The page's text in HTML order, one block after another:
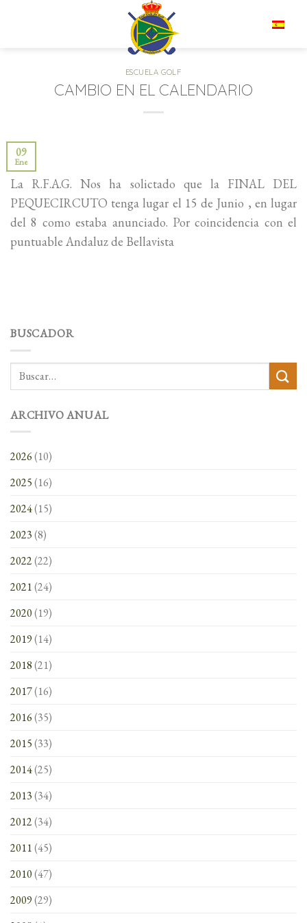
ESCUELA GOLF
CAMBIO EN EL CALENDARIO
09
Ene
La R.F.A.G. Nos ha solictado que la FINAL DEL
PEQUECIRCUTO tenga lugar el 15 de Junio , en lugar
del 8 como estaba anunciado. Por coincidencia con el
puntuable Andaluz de Bellavista
BUSCADOR
ARCHIVO ANUAL
2026(10)
2025(16)
2024(15)
2023(8)
2022(22)
2021(24)
2020(19)
2019(14)
2018(21)
2017(16)
2016(35)
2015(33)
2014(25)
2013(34)
2012(34)
2011(45)
2010(47)
2009(29)